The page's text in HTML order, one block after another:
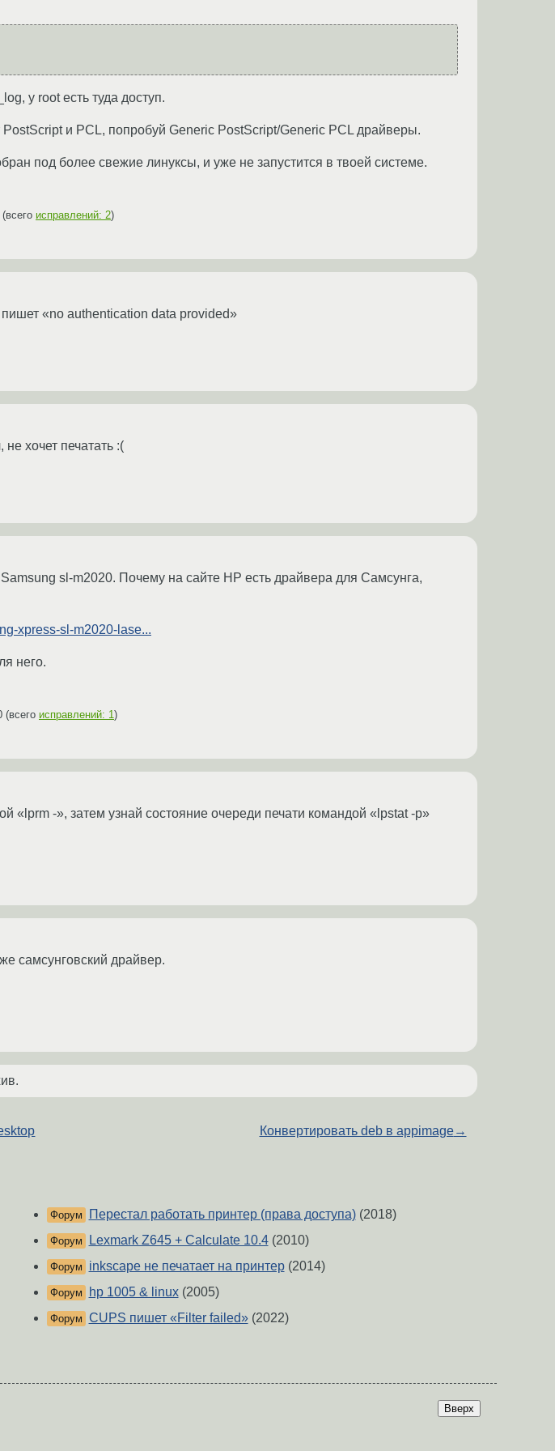
у root есть туда доступ.
и PCL, попробуй Generic PostScript/Generic PCL драйверы.
под более свежие линуксы, и уже не запустится в твоей системе.
(всего исправлений: 2)
«no authentication data provided»
хочет печатать :(
sl-m2020. Почему на сайте HP есть драйвера для Самсунга,
xpress-sl-m2020-lase...
него.
(всего исправлений: 1 )
«lprm -», затем узнай состояние очереди печати командой «lpstat -p»
самсунговский драйвер.
Конвертировать deb в appimage→
Форум Перестал работать принтер (права доступа)(2018)
Форум Lexmark Z645 + Calculate 10.4(2010)
Форум inkscape не печатает на принтер(2014)
Форум hp 1005 & linux(2005)
Форум CUPS пишет «Filter failed»(2022)
Вверх